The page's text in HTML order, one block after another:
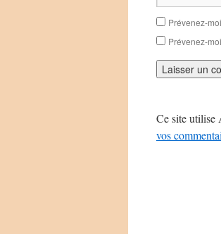
Prévenez-
Prévenez-
Ce site utilise
vos